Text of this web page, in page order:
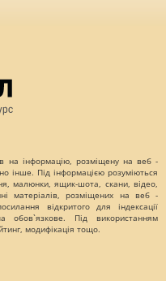
на інформацію, розміщену на веб -
інше. Під інформацією розуміються
малюнки, ящик-шота, скани, відео,
матеріалів, розміщених на веб -
відкритого для індексації
Під використанням
модифікація тощо.